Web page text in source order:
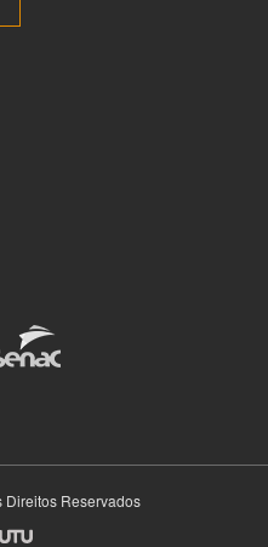
Direitos Reservados